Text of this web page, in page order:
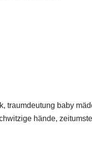
traumdeutung baby
hände,